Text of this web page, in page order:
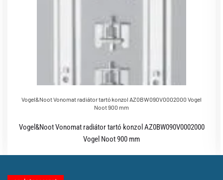
Vogel&Noot Vonomat radiátor tartó konzol AZ0BW090V0002000 Vogel
Noot 900 mm
Vogel&Noot Vonomat radiátor tartó konzol AZ0BW090V0002000
Vogel Noot 900 mm